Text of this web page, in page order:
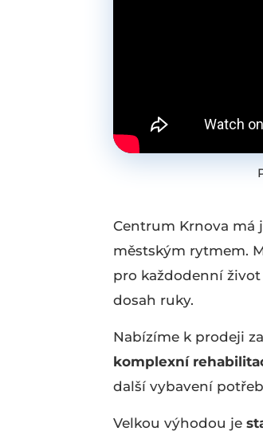
Centrum Krnova má
městským rytmem.
pro každodenní
dosah ruky.
Nabízíme k prodeji
komplexní
další vybavení
Velkou výhodou je